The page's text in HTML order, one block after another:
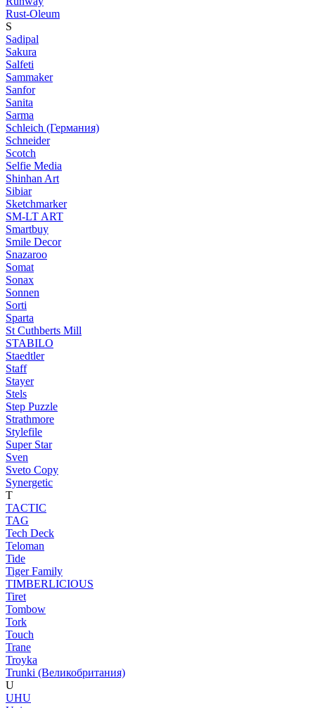
Rust-Oleum
S
Sadipal
Sakura
Salfeti
Sammaker
Sanfor
Sanita
Sarma
Schleich (Германия)
Schneider
Scotch
Selfie Media
Shinhan Art
Sibiar
Sketchmarker
SM-LT ART
Smartbuy
Smile Decor
Snazaroo
Somat
Sonax
Sonnen
Sorti
Sparta
St Cuthberts Mill
STABILO
Staedtler
Staff
Stayer
Stels
Step Puzzle
Strathmore
Stylefile
Super Star
Sven
Sveto Copy
Synergetic
T
TACTIC
TAG
Tech Deck
Teloman
Tide
Tiger Family
TIMBERLICIOUS
Tiret
Tombow
Tork
Touch
Trane
Troyka
Trunki (Великобритания)
U
UHU